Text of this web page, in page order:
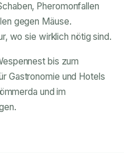
Pheromonfallen
gegen Mäuse.
wo sie wirklich nötig sind.
bis zum
Gastronomie und Hotels
und im